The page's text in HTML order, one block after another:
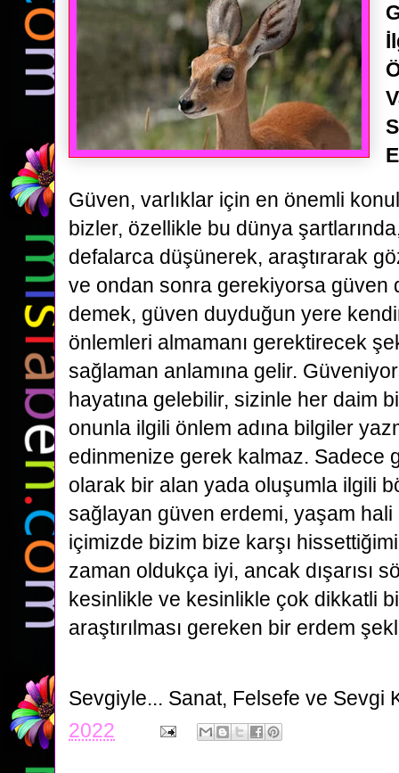
Güven, varlıklar için en önemli
bizler, özellikle bu dünya
defalarca düşünerek, araştırarak
ve ondan sonra gerekiyorsa güven
demek, güven duyduğun yere
önlemleri almamanı gerektirecek
sağlaman anlamına gelir.
hayatına gelebilir, sizinle her daim
onunla ilgili önlem adına bilgiler
edinmenize gerek kalmaz. Sadece
olarak bir alan yada oluşumla ilgili
sağlayan güven erdemi, yaşam
içimizde bizim bize karşı
zaman oldukça iyi, ancak dışarısı
kesinlikle ve kesinlikle çok dikkatli
araştırılması gereken bir erdem
Sevgiyle... Sanat, Felsefe ve Sevgi
2022